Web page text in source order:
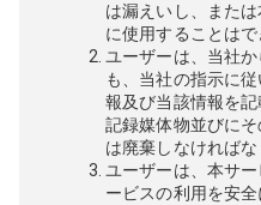
は漏えいし、また
に使用することはで
ユーザーは、当社
も、当社の指示に
報及び当該情報を
記録媒体物並びに
は廃棄しなければな
ユーザーは、本サ
ービスの利用を安